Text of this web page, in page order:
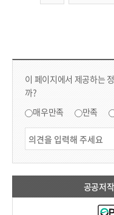
컨텐츠 만족도 조사 & 공공저작물 자유이용 허락 표시
이 페이지에서 제공하는
까?
매우만족 만족
공공저